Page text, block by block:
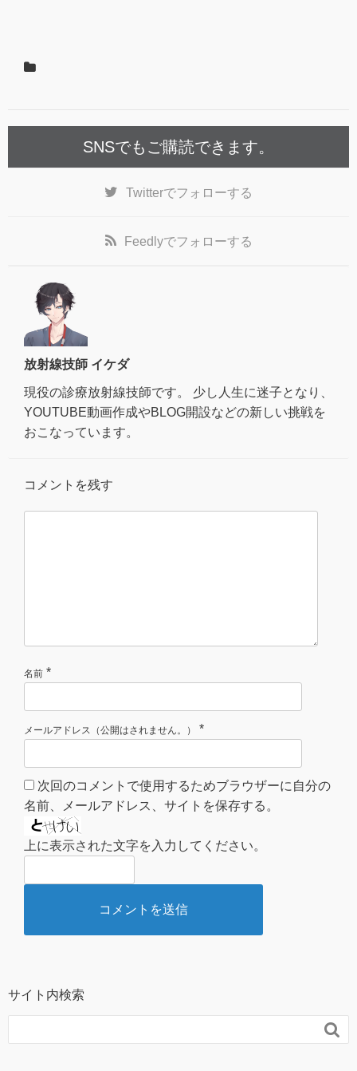
SNSでもご購読できます。
Twitterでフォローする
Feedlyでフォローする
放射線技師 イケダ
現役の診療放射線技師です。 少し人生に迷子となり、
YOUTUBE動画作成やBLOG開設などの新しい挑戦を
おこなっています。
コメントを残す
名前 *
メールアドレス（公開はされません。） *
次回のコメントで使用するためブラウザーに自分の
名前、メールアドレス、サイトを保存する。
上に表示された文字を入力してください。
サイト内検索
